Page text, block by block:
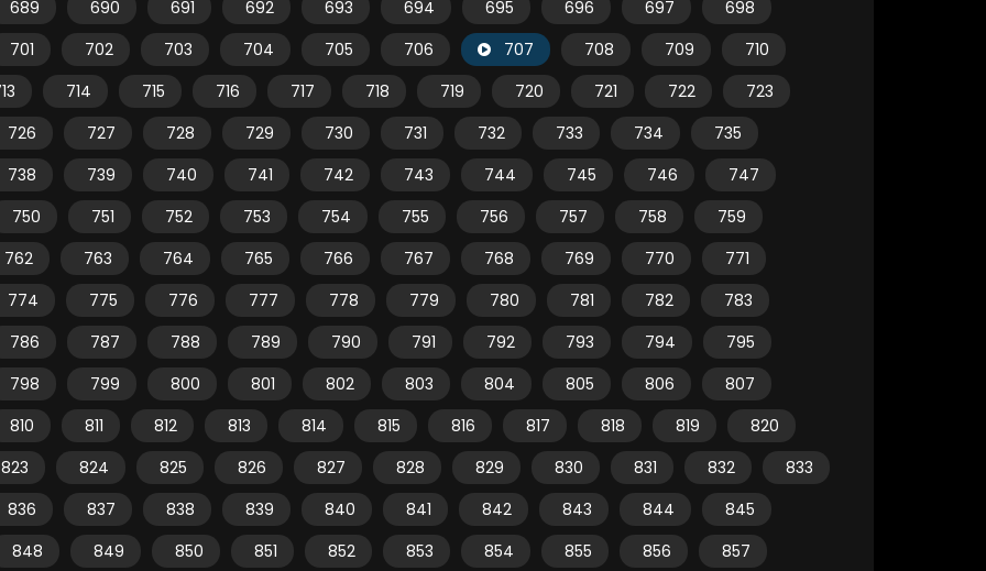
689
690 691 692 693 694 695 696 697
698
701
702 703 704 705 706 707 708 709
710
714 715 716 717 718 719 720 721 722
723
726
727 728 729 730 731 732 733 734
735
738
739 740 741 742 743 744 745 746
747
750
751 752 753 754 755 756 757 758
759
762
763 764 765 766 767 768 769 770
771
774
775 776 777 778 779 780 781 782
783
786
787 788 789 790 791 792 793 794
795
798
799 800 801 802 803 804 805 806
807
810
811 812 813 814 815 816 817 818 819
820
823
824 825 826 827 828 829 830 831 832
833
836
837 838 839 840 841 842 843 844
845
848
849 850 851 852 853 854 855 856 857